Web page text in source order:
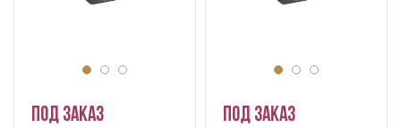
Под заказ Под заказ